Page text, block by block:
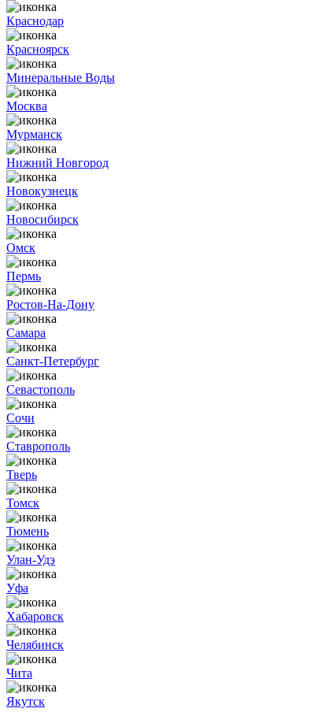
Краснодар
Красноярск
Минеральные Воды
Москва
Мурманск
Нижний Новгород
Новокузнецк
Новосибирск
Омск
Пермь
Ростов-На-Дону
Самара
Санкт-Петербург
Севастополь
Сочи
Ставрополь
Тверь
Томск
Тюмень
Улан-Удэ
Уфа
Хабаровск
Челябинск
Чита
Якутск